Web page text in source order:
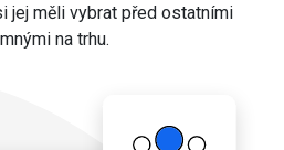
jej měli vybrat před ostatními
na trhu.